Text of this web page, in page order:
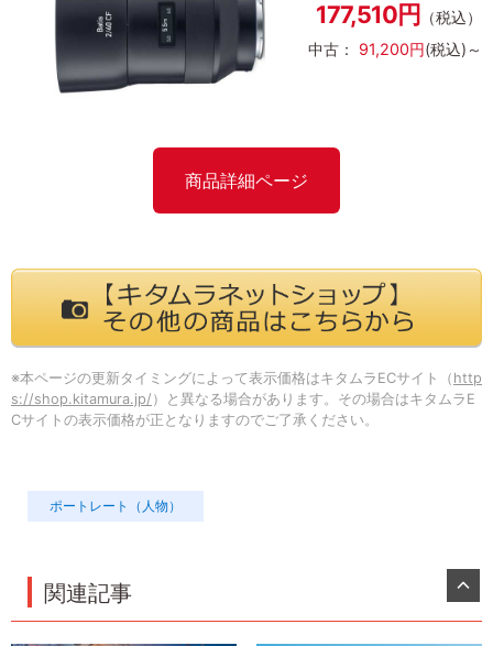
177,510円 （税込）
中古： 91,200円(税込)～
商品詳細ページ
※本ページの更新タイミングによって表示価格はキタムラECサイト（ http
s://shop.kitamura.jp/ ）と異なる場合があります。その場合はキタムラE
Cサイトの表示価格が正となりますのでご了承ください。
ポートレート（人物）
関連記事